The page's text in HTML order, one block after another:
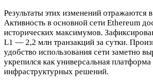
Результаты этих изменений отражаются
Активность в основной сети Ethereum
исторических максимумов.
L1 — 2,2 млн транзакций за сутки.
удобство использования сети заметно
укрепился как универсальная
инфраструктурных решений.